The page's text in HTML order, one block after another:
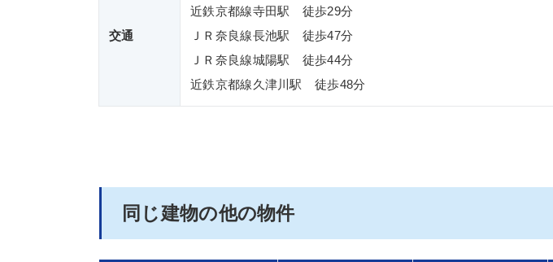
交通
近鉄京都線寺田駅 徒歩29分
ＪＲ奈良線長池駅 徒歩47分
ＪＲ奈良線城陽駅 徒歩44分
近鉄京都線久津川駅 徒歩48分
同じ建物の他の物件